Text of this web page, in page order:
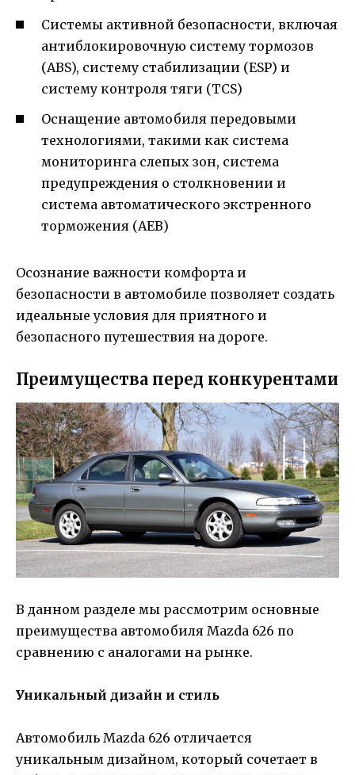
Системы активной безопасности, включая
антиблокировочную систему тормозов
(ABS), систему стабилизации (ESP) и
систему контроля тяги (TCS)
Оснащение автомобиля передовыми
технологиями, такими как система
мониторинга слепых зон, система
предупреждения о столкновении и
система автоматического экстренного
торможения (AEB)
Осознание важности комфорта и
безопасности в автомобиле позволяет создать
идеальные условия для приятного и
безопасного путешествия на дороге.
Преимущества перед конкурентами
В данном разделе мы рассмотрим основные
преимущества автомобиля Mazda 626 по
сравнению с аналогами на рынке.
Уникальный дизайн и стиль
Автомобиль Mazda 626 отличается
уникальным дизайном, который сочетает в